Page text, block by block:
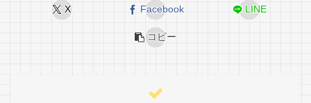
X Facebook LINE
コピー